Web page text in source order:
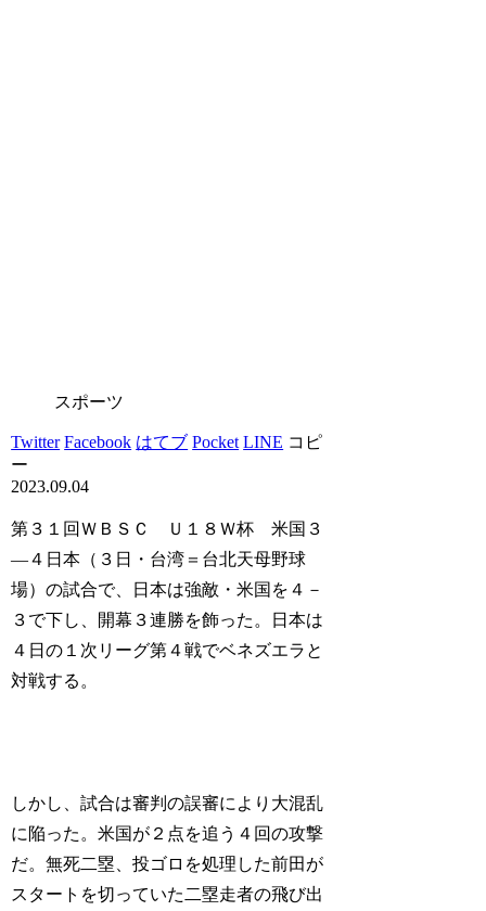
スポーツ
Twitter Facebook はてブ Pocket LINE コピ
ー
2023.09.04
第３１回ＷＢＳＣ Ｕ１８Ｗ杯 米国３
―４日本（３日・台湾＝台北天母野球
場）の試合で、日本は強敵・米国を４－
３で下し、開幕３連勝を飾った。日本は
４日の１次リーグ第４戦でベネズエラと
対戦する。
しかし、試合は審判の誤審により大混乱
に陥った。米国が２点を追う４回の攻撃
だ。無死二塁、投ゴロを処理した前田が
スタートを切っていた二塁走者の飛び出